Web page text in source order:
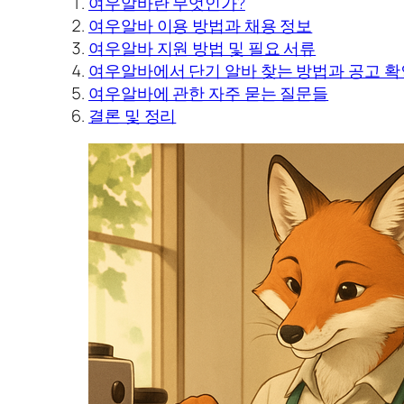
여우알바 이용 방법과 채용 정보
여우알바 지원 방법 및 필요 서류
여우알바에서 단기 알바 찾는 방법과 공고
여우알바에 관한 자주 묻는 질문들
결론 및 정리